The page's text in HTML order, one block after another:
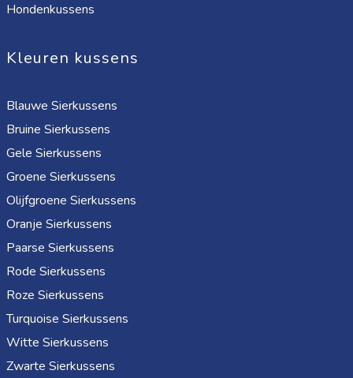
Hondenkussens
Kleuren kussens
Blauwe Sierkussens
Bruine Sierkussens
Gele Sierkussens
Groene Sierkussens
Olijfgroene Sierkussens
Oranje Sierkussens
Paarse Sierkussens
Rode Sierkussens
Roze Sierkussens
Turquoise Sierkussens
Witte Sierkussens
Zwarte Sierkussens